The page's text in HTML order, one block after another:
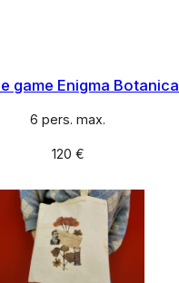
game Enigma Botanica
6 pers. max.
120 €